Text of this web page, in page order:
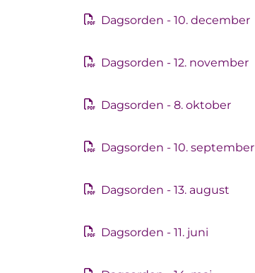
Dagsorden - 10. december
Dagsorden - 12. november
Dagsorden - 8. oktober
Dagsorden - 10. september
Dagsorden - 13. august
Dagsorden - 11. juni